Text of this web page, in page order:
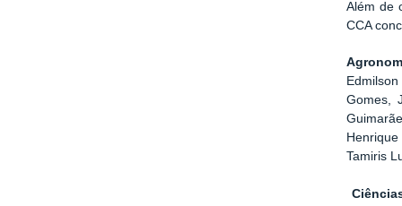
Além de
CCA
Gomes,
Tamiris